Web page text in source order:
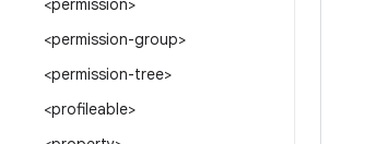
<permission>
<permission-group>
<permission-tree>
<profileable>